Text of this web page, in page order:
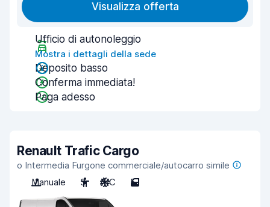
Visualizza offerta
Ufficio di autonoleggio
Mostra i dettagli della sede
Deposito basso
Conferma immediata!
Paga adesso
Renault Trafic Cargo
o Intermedia Furgone commerciale/autocarro simile
Manuale
3 A/C 5